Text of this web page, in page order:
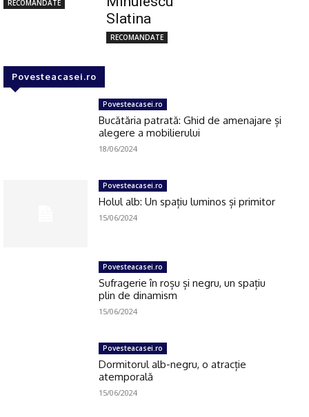
RECOMANDATE
Slatina
RECOMANDATE
Povesteacasei.ro
Povesteacasei.ro
Bucătăria patrată: Ghid de amenajare și
alegere a mobilierului
18/06/2024
Povesteacasei.ro
Holul alb: Un spațiu luminos și primitor
15/06/2024
Povesteacasei.ro
Sufragerie în roșu și negru, un spațiu
plin de dinamism
15/06/2024
Povesteacasei.ro
Dormitorul alb-negru, o atracție
atemporală
15/06/2024